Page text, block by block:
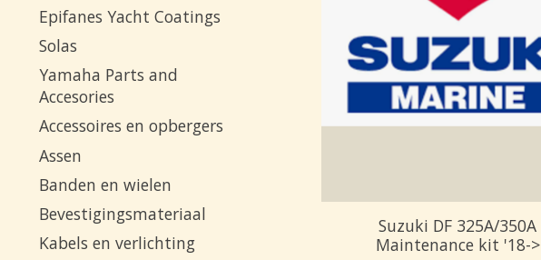
Epifanes Yacht Coatings
Solas
Yamaha Parts and
Accesories
Accessoires en opbergers
Assen
Banden en wielen
Bevestigingsmateriaal
Kabels en verlichting
Suzuki DF 325A/350A
Maintenance kit '18->